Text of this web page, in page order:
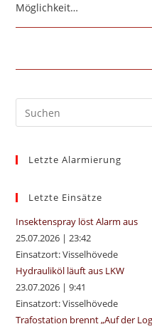
Möglichkeit…
Letzte Alarmierung
Letzte Einsätze
Insektenspray löst Alarm aus
25.07.2026 |23:42
Einsatzort: Visselhövede
Hydrauliköl läuft aus LKW
23.07.2026 |9:41
Einsatzort: Visselhövede
Trafostation brennt „Auf der